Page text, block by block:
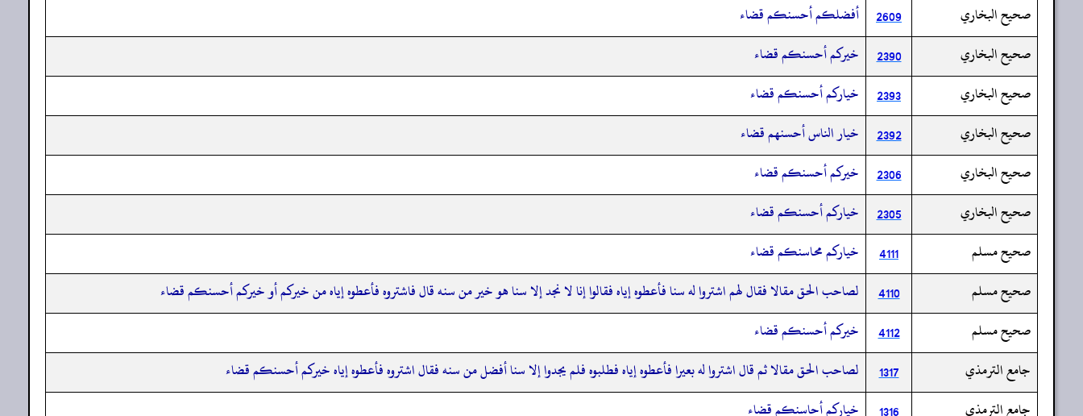
صحيح البخاري
2609
أفضلكم أحسنكم قضاء
صحيح البخاري
2390
خيركم أحسنكم قضاء
صحيح البخاري
2393
خياركم أحسنكم قضاء
صحيح البخاري
2392
خيار الناس أحسنهم قضاء
صحيح البخاري
2306
خيركم أحسنكم قضاء
صحيح البخاري
2305
خياركم أحسنكم قضاء
صحيح مسلم
4111
خياركم محاسنكم قضاء
صحيح مسلم
4110
لصاحب الحق مقالا فقال لهم اشتروا له سنا فأعطوه إياه فقالوا إنا لا نجد إلا سنا هو خير من سنه قال فاشتروه فأعطوه إياه من خيركم أو خيركم أحسنكم قضاء
صحيح مسلم
4112
خيركم أحسنكم قضاء
جامع الترمذي
1317
لصاحب الحق مقالا ثم قال اشتروا له بعيرا فأعطوه إياه فطلبوه فلم يجدوا إلا سنا أفضل من سنه فقال اشتروه فأعطوه إياه خيركم أحسنكم قضاء
جامع الترمذي
خياركم أحاسنكم قضاء